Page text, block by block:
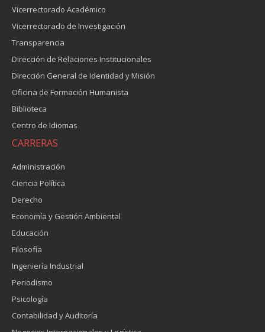
Vicerrectorado Académico
Vicerrectorado de Investigación
Transparencia
Dirección de Relaciones Institucionales
Dirección General de Identidad y Misión
Oficina de Formación Humanista
Biblioteca
Centro de Idiomas
CARRERAS
Administración
Ciencia Política
Derecho
Economía y Gestión Ambiental
Educación
Filosofía
Ingeniería Industrial
Periodismo
Psicología
Contabilidad y Auditoría